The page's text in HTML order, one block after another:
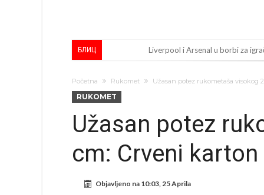
БЛИЦ Liverpool i Arsenal u borbi za
Ko je uvjerio Rodrija da izabere
Ulazim na stadion da raznesem
Manchester City pronašao
Početna Rukomet Užasan potez rukometaša visokog
RUKOMET
Užasan potez
cm: Crveni
Objavljeno na 10:03, 25 Aprila